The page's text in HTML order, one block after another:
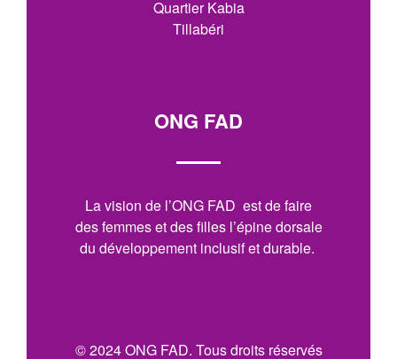
Quartier Kabia
Tillabéri
ONG FAD
La vision de l’ONG FAD est de faire
des femmes et des filles l’épine dorsale
du développement inclusif et durable.
© 2024 ONG FAD. Tous droits réservés